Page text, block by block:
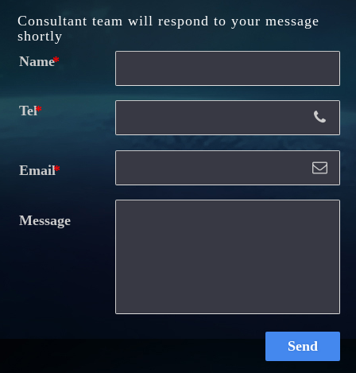
Consultant team will respond to your message
shortly
Name
Tel
Email
Message
Send